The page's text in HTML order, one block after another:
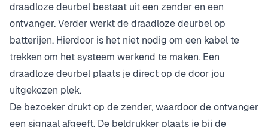
draadloze deurbel bestaat uit een zender en een
ontvanger. Verder werkt de draadloze deurbel op
batterijen. Hierdoor is het niet nodig om een kabel te
trekken om het systeem werkend te maken. Een
draadloze deurbel plaats je direct op de door jou
uitgekozen plek.
De bezoeker drukt op de zender, waardoor de ontvanger
een signaal afgeeft. De beldrukker plaats je bij de